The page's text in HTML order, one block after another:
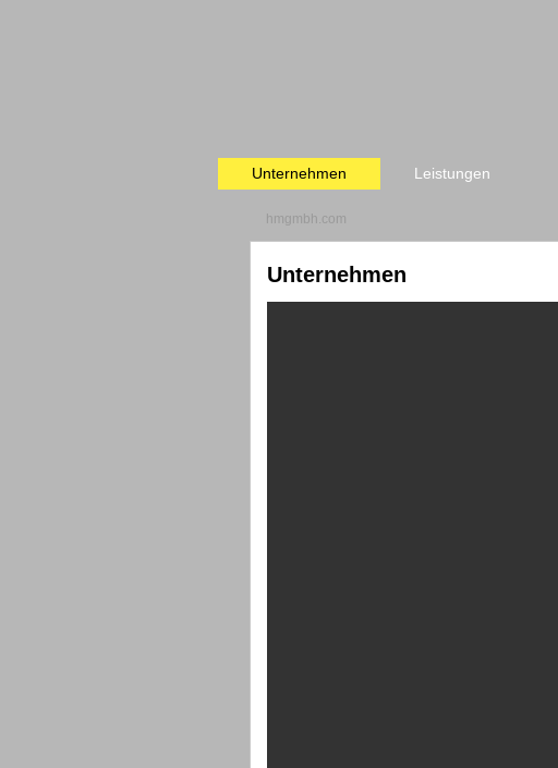
Unternehmen Leistungen
hmgmbh.com
Unternehmen